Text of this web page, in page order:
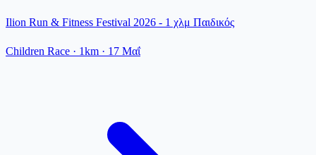
Ilion Run & Fitness Festival 2026 - 1 χλμ Παιδικός
Children Race · 1km · 17 Μαΐ